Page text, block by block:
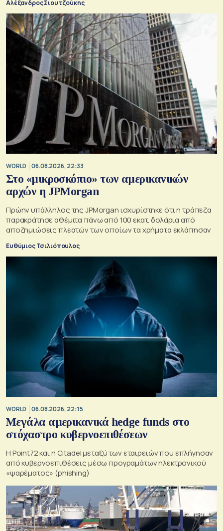
Αλέξανδρος Σιουτζούκης
WORLD 06.08.2026, 22:33
Στο «μικροσκόπιο» των αμερικανικών
αρχών η JPMorgan
Πρώην υπάλληλος της JPMorgan ισχυρίστηκε ότι η τράπεζα
παρακράτησε αθέμιτα πάνω από 100 εκατ. δολάρια από
αποζημιώσεις πλεατών των οποίων τα χρήματα εκλάπησαν
Ευθύμιος Τσιλιόπουλος
WORLD 06.08.2026, 22:15
Μεγάλα αμερικανικά hedge funds στο
στόχαστρο κυβερνοεπιθέσεων
Η Point72 και η Citadel μεταξύ των εταιρειών που επλήγησαν
από κυβερνοεπιθέσεις μέσω προγραμάτων ηλεκτρονικού
«ψαρέματος» (phishing)